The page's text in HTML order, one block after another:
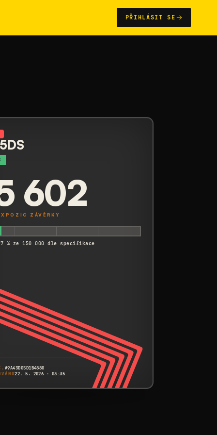
PŘIHLÁSIT SE
602
ZÁVĚRKY
% ze 150 000 dle specifikace
A9A43D05D1B4880
22. 5. 2026 · 03:35